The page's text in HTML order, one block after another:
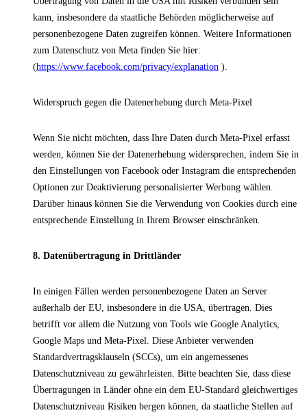
kann, insbesondere da staatliche Behörden möglicherweise auf
personenbezogene Daten zugreifen können. Weitere Informationen
zum Datenschutz von Meta finden Sie hier:
(https://www.facebook.com/privacy/explanation ).
Widerspruch gegen die Datenerhebung durch Meta-Pixel
Wenn Sie nicht möchten, dass Ihre Daten durch Meta-Pixel erfasst
werden, können Sie der Datenerhebung widersprechen, indem Sie in
den Einstellungen von Facebook oder Instagram die entsprechenden
Optionen zur Deaktivierung personalisierter Werbung wählen.
Darüber hinaus können Sie die Verwendung von Cookies durch eine
entsprechende Einstellung in Ihrem Browser einschränken.
8. Datenübertragung in Drittländer
In einigen Fällen werden personenbezogene Daten an Server
außerhalb der EU, insbesondere in die USA, übertragen. Dies
betrifft vor allem die Nutzung von Tools wie Google Analytics,
Google Maps und Meta-Pixel. Diese Anbieter verwenden
Standardvertragsklauseln (SCCs), um ein angemessenes
Datenschutzniveau zu gewährleisten. Bitte beachten Sie, dass diese
Übertragungen in Länder ohne ein dem EU-Standard gleichwertiges
Datenschutzniveau Risiken bergen können, da staatliche Stellen auf